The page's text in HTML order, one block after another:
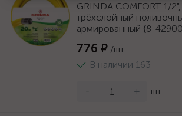
GRINDA COMFORT 1/
трёхслойный
армированный {8-
776 ₽ /шт
В наличии 163
+ шт